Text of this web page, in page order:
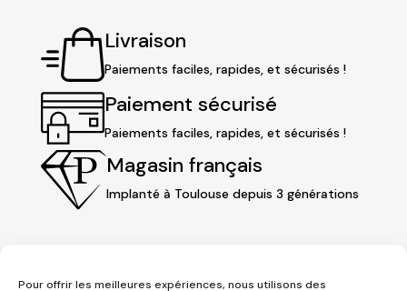
Pour offrir les meilleures expériences, nous utilisons des
Livraison
Paiements faciles, rapides, et sécurisés !
Paiement sécurisé
Paiements faciles, rapides, et sécurisés !
Magasin français
Implanté à Toulouse depuis 3 générations